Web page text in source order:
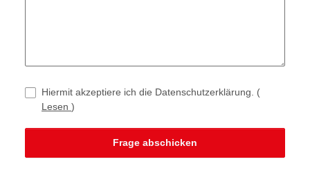
Hiermit akzeptiere ich die Datenschutzerklärung. (
Lesen )
Frage abschicken